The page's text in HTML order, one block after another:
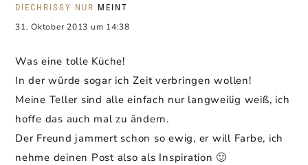
DIECHRISSY NUR MEINT
31. Oktober 2013 um 14:38
Was eine tolle Küche!
In der würde sogar ich Zeit verbringen wollen!
Meine Teller sind alle einfach nur langweilig weiß, ich
hoffe das auch mal zu ändern.
Der Freund jammert schon so ewig, er will Farbe, ich
nehme deinen Post also als Inspiration 🙂